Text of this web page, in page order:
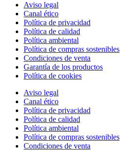
Aviso legal
Canal ético
Política de privacidad
Política de calidad
Política ambiental
Política de compras sostenibles
Condiciones de venta
Garantía de los productos
Política de cookies
Aviso legal
Canal ético
Política de privacidad
Política de calidad
Política ambiental
Política de compras sostenibles
Condiciones de venta